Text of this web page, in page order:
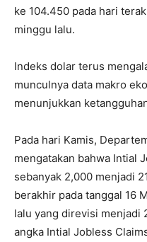
ke 104.450 pada hari
minggu lalu.
Indeks dolar terus
munculnya data makro
menunjukkan
Pada hari Kamis,
mengatakan bahwa Intial
sebanyak 2,000 menjadi
berakhir pada tanggal 16
lalu yang direvisi menjadi
angka Intial Jobless